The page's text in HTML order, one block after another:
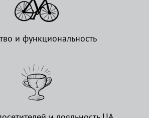
и функциональность